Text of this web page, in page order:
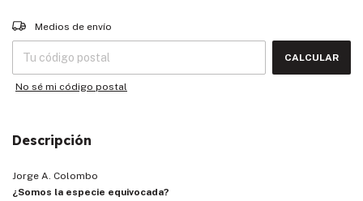
Entregas para el CP:
Medios de envío
CALCULAR
No sé mi código postal
Descripción
Jorge A. Colombo
¿Somos la especie equivocada?